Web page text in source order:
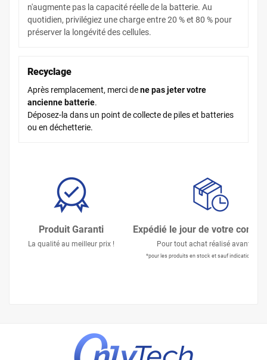
n'augmente pas la capacité réelle de la batterie. Au
quotidien, privilégiez une charge entre 20 % et 80 % pour
préserver la longévité des cellules.
Recyclage
Après remplacement, merci dene pas jeter votre
ancienne batterie.
Déposez-la dans un point de collecte de piles et batteries
ou en déchetterie.
Produit Garanti
La qualité au meilleur prix !
Expédié le jour de votre
Pour tout achat réalisé avant 15h
*pour les produits en stock et sauf indication